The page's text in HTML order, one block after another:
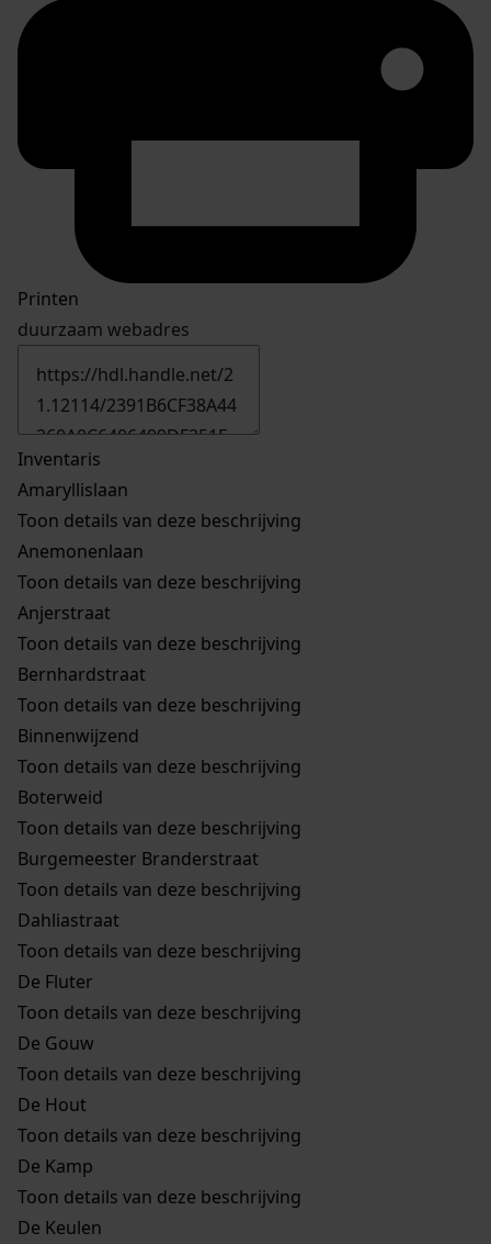
Printen
duurzaam webadres
Inventaris
Amaryllislaan
Toon details van deze beschrijving
Anemonenlaan
Toon details van deze beschrijving
Anjerstraat
Toon details van deze beschrijving
Bernhardstraat
Toon details van deze beschrijving
Binnenwijzend
Toon details van deze beschrijving
Boterweid
Toon details van deze beschrijving
Burgemeester Branderstraat
Toon details van deze beschrijving
Dahliastraat
Toon details van deze beschrijving
De Fluter
Toon details van deze beschrijving
De Gouw
Toon details van deze beschrijving
De Hout
Toon details van deze beschrijving
De Kamp
Toon details van deze beschrijving
De Keulen